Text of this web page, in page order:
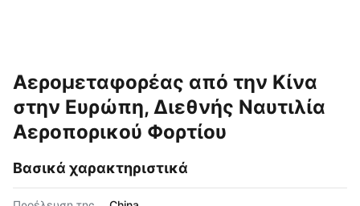
Αερομεταφορέας από την Κίνα
στην Ευρώπη, Διεθνής Ναυτιλία
Αεροπορικού Φορτίου
Βασικά χαρακτηριστικά